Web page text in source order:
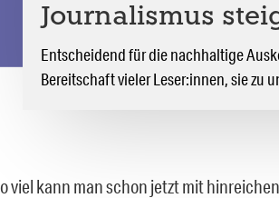
Journalismus
Entscheidend für die nachhaltige
Bereitschaft vieler Leser:innen, sie zu
viel kann man schon jetzt mit